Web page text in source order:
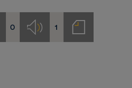
0 Audios
1
Notas
de